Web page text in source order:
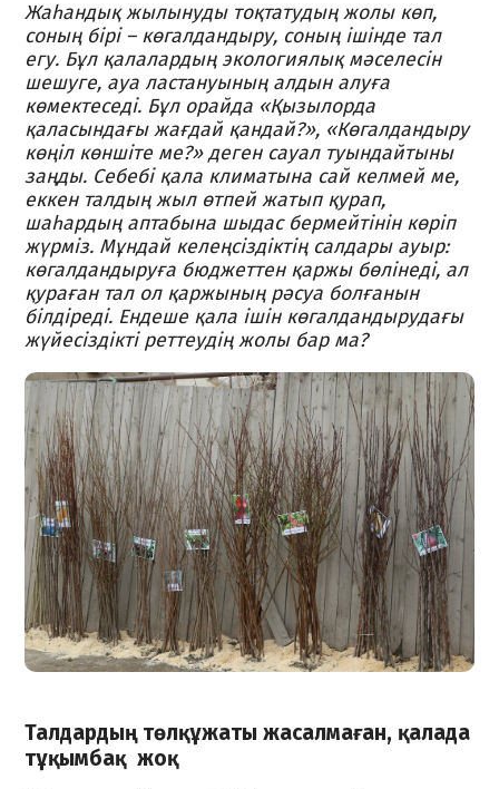
Жаһандық жылынуды тоқтатудың жолы көп,
соның бірі – көгалдандыру, соның ішінде тал
егу. Бұл қалалардың экологиялық мәселесін
шешуге, ауа ластануының алдын алуға
көмектеседі. Бұл орайда «Қызылорда
қаласындағы жағдай қандай?», «Көгалдандыру
көңіл көншіте ме?» деген сауал туындайтыны
заңды. Себебі қала климатына сай келмей ме,
еккен талдың жыл өтпей жатып қурап,
шаһардың аптабына шыдас бермейтінін көріп
жүрміз. Мұндай келеңсіздіктің салдары ауыр:
көгалдандыруға бюджеттен қаржы бөлінеді, ал
қураған тал ол қаржының рәсуа болғанын
білдіреді. Ендеше қала ішін көгалдандырудағы
жүйесіздікті реттеудің жолы бар ма?
Талдардың төлқұжаты жасалмаған, қалада
тұқымбақ жоқ